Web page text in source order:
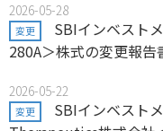
2026-05-28
変更
SBIインベスト
280A＞株式の変更報告
2026-05-22
変更
SBIインベスト